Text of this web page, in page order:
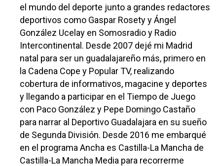
el mundo del deporte junto a grandes redactores
deportivos como Gaspar Rosety y Ángel
González Ucelay en Somosradio y Radio
Intercontinental. Desde 2007 dejé mi Madrid
natal para ser un guadalajareño más, primero en
la Cadena Cope y Popular TV, realizando
cobertura de informativos, magacine y deportes
y llegando a participar en el Tiempo de Juego
con Paco González y Pepe Domingo Castaño
para narrar al Deportivo Guadalajara en su sueño
de Segunda División. Desde 2016 me embarqué
en el programa Ancha es Castilla-La Mancha de
Castilla-La Mancha Media para recorrerme